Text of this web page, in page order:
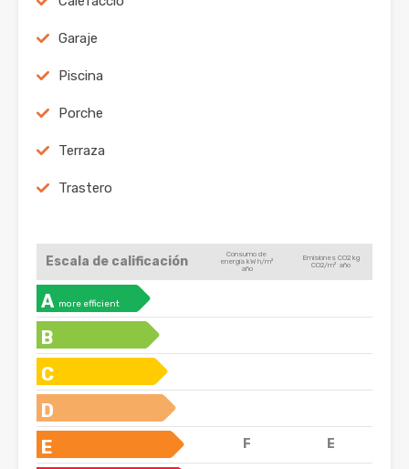
Garaje
Piscina
Porche
Terraza
Trastero
Escala de calificación
Consumo de
energía kW h/m²
año
Emisiones CO2 kg
CO2/m² año
A more efficient
B
C
D
E
F E